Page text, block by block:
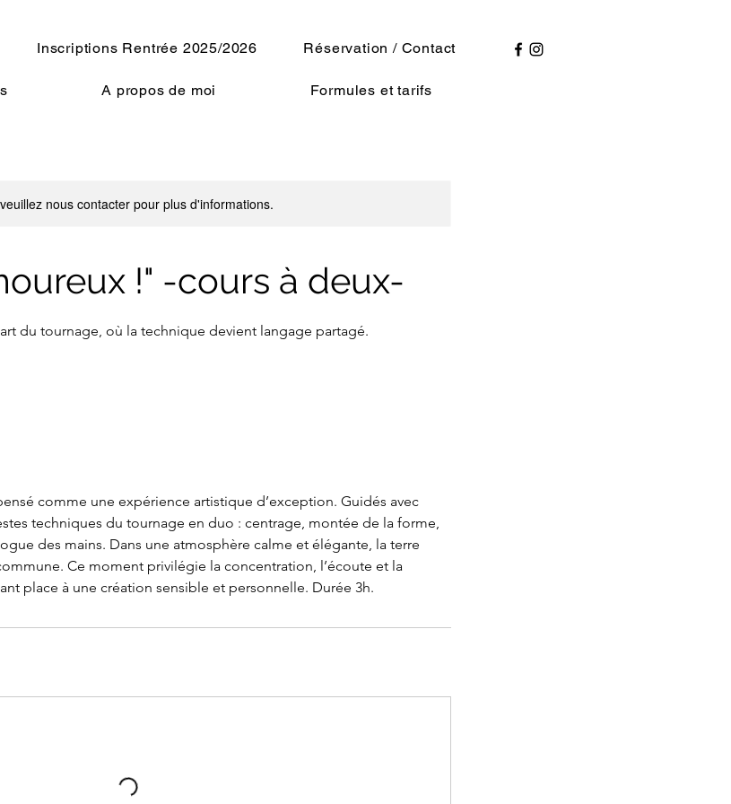
Inscriptions Rentrée 2025/2026 Réservation / Contact
A propos de moi Formules et tarifs
nous contacter pour plus d'informations.
!" -cours à deux-
du tournage, où la technique devient langage partagé.
comme une expérience artistique d’exception. Guidés avec
techniques du tournage en duo : centrage, montée de la forme,
des mains. Dans une atmosphère calme et élégante, la terre
Ce moment privilégie la concentration, l’écoute et la
place à une création sensible et personnelle. Durée 3h.